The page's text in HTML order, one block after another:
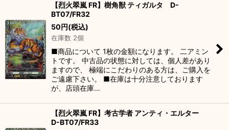
【烈火翠嵐 FR】樹角獣 ティガルタ D-
BT07/FR32
50円(税込)
在庫数 2個
■商品について 1枚の金額になります。 二アミン
トです。 中古品の状態に対しては、個人差があり
ますので、 極端にこだわりのある方は、ご購入を
ご遠慮下さい。 ■在庫は十分注意しております
が、店頭在庫…
【烈火翠嵐 FR】考古学者 アンティ・エルター
D-BT07/FR33